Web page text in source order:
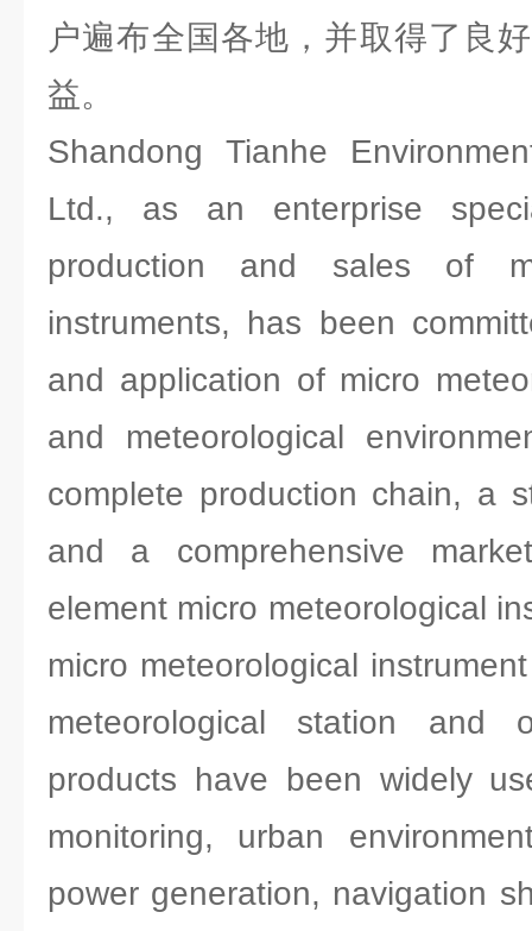
户遍布全国各地，并取得了良
益。
Shandong Tianhe
Ltd., as an enterprise
production and sales of
instruments, has been
and application of micro
and meteorological
complete production chain, a
and a comprehensive
element micro meteorological
micro meteorological
meteorological station and
products have been widely
monitoring, urban
power generation, navigation